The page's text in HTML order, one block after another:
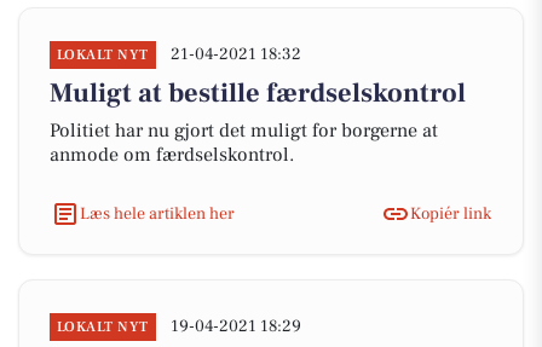
LOKALT NYT 21-04-2021 18:32
Muligt at bestille færdselskontrol
Politiet har nu gjort det muligt for borgerne at
anmode om færdselskontrol.
Læs hele artiklen her Kopiér link
LOKALT NYT 19-04-2021 18:29